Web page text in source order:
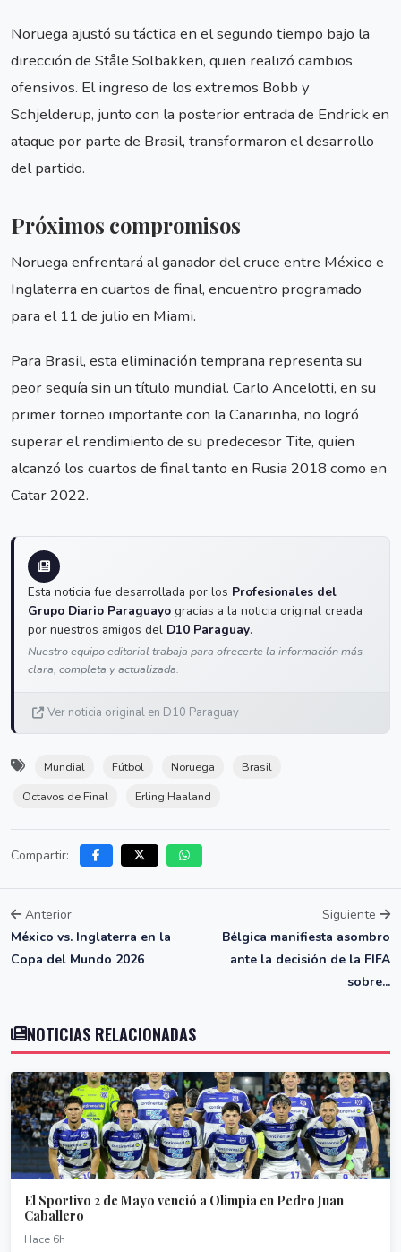
Noruega ajustó su táctica en el segundo tiempo bajo la
dirección de Ståle Solbakken, quien realizó cambios
ofensivos. El ingreso de los extremos Bobb y
Schjelderup, junto con la posterior entrada de Endrick en
ataque por parte de Brasil, transformaron el desarrollo
del partido.
Próximos compromisos
Noruega enfrentará al ganador del cruce entre México e
Inglaterra en cuartos de final, encuentro programado
para el 11 de julio en Miami.
Para Brasil, esta eliminación temprana representa su
peor sequía sin un título mundial. Carlo Ancelotti, en su
primer torneo importante con la Canarinha, no logró
superar el rendimiento de su predecesor Tite, quien
alcanzó los cuartos de final tanto en Rusia 2018 como en
Catar 2022.
Esta noticia fue desarrollada por los Profesionales del
Grupo Diario Paraguayo gracias a la noticia original creada
por nuestros amigos del D10 Paraguay.
Nuestro equipo editorial trabaja para ofrecerte la información más
clara, completa y actualizada.
Ver noticia original en D10 Paraguay
Mundial Fútbol Noruega
Brasil
Octavos de Final
Erling Haaland
Compartir:
Anterior
México vs. Inglaterra en la
Copa del Mundo 2026
Siguiente
Bélgica manifiesta asombro
ante la decisión de la FIFA
sobre...
NOTICIAS RELACIONADAS
El Sportivo 2 de Mayo venció a Olimpia en Pedro Juan
Caballero
Hace 6h